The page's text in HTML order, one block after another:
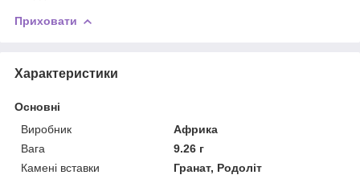
Приховати
Характеристики
Основні
Виробник
Африка
Вага
9.26 г
Камені вставки
Гранат, Родоліт